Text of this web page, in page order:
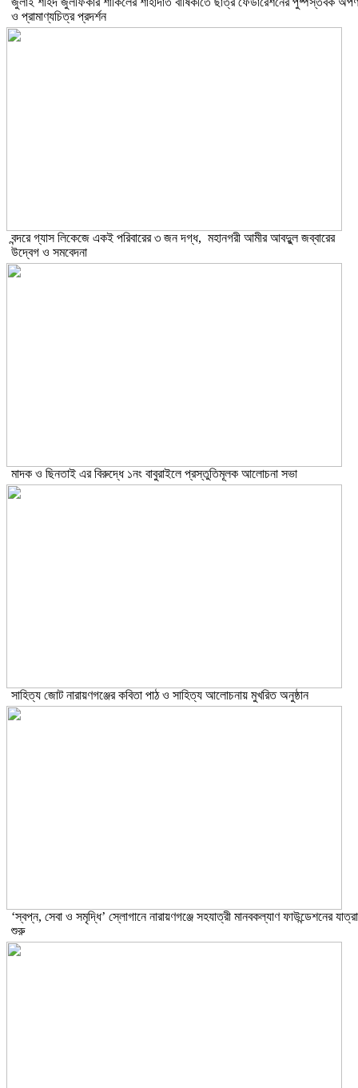
ও প্রামাণ্যচিত্র প্রদর্শন
বন্দরে গ্যাস লিকেজে একই পরিবারের ৩ জন দগ্ধ, মহানগরী আমীর আবদুুল জব্বারের
উদ্বেগ ও সমবেদনা
মাদক ও ছিনতাই এর বিরুদ্ধে ১নং বাবুরাইলে প্রস্তুতিমূলক আলোচনা সভা
সাহিত্য জোট নারায়ণগঞ্জের কবিতা পাঠ ও সাহিত্য আলোচনায় মুখরিত অনুষ্ঠান
‘স্বপ্ন, সেবা ও সমৃদ্ধি’ স্লোগানে নারায়ণগঞ্জে সহযাত্রী মানবকল্যাণ ফাউন্ডেশনের যাত্রা
শুরু